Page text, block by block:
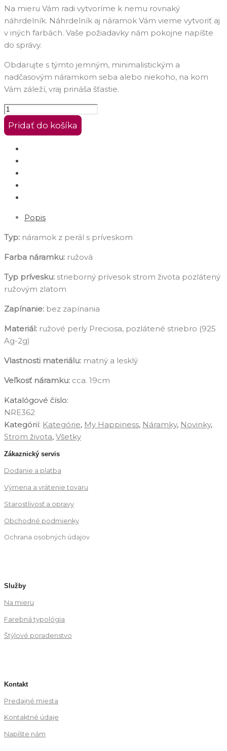
Na mieru Vám radi vytvoríme k nemu rovnaký
náhrdelník. Náhrdelník aj náramok Vám vieme vytvoriť aj
v iných farbách. Vaše požiadavky nám pokojne napíšte
do správy.
Obdarujte s týmto jemným, minimalistickým a
nadčasovým náramkom seba alebo niekoho, na kom
Vám záleží, vraj prináša šťastie.
Pridať do košíka
Popis
Typ: náramok z perál s príveskom
Farba náramku: ružová
Typ prívesku: strieborný prívesok strom života pozlátený
ružovým zlatom
Zapínanie: bez zapínania
Materiál: ružové perly Preciosa, pozlátené striebro (925
Ag-2g)
Vlastnosti materiálu: matný a lesklý
Veľkosť náramku: cca. 19cm
Katalógové číslo:
NRE362
Kategórií: Kategórie, ‎My Happiness, Náramky, Novinky,
Strom života, ‎Všetky
Zákaznický servis
Dodanie a platba
Výmena a vrátenie tovaru
Starostlivosť a opravy
Obchodné podmienky
Ochrana osobných údajov
Služby
Na mieru
Farebná typológia
Štýlové poradenstvo
Kontakt
Predajné miesta
Kontaktné údaje
Napíšte nám